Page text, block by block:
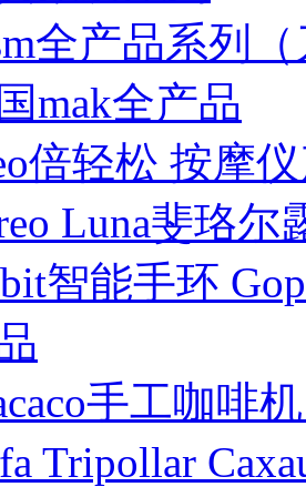
全产品系列
mak全产品
倍轻松 按摩
Luna斐珞
智能手环
手工咖啡
Tripollar